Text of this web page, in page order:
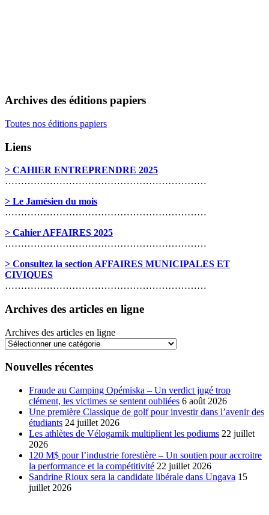
Archives des éditions papiers
Toutes nos éditions papiers
Liens
> CAHIER ENTREPRENDRE 2025
………………………………………………………
> Le Jamésien du mois
………………………………………………………
> Cahier AFFAIRES 2025
………………………………………………………
> Consultez la section AFFAIRES MUNICIPALES ET
CIVIQUES
………………………………………………………
Archives des articles en ligne
Archives des articles en ligne
Nouvelles récentes
Fraude au Camping Opémiska – Un verdict jugé trop
clément, les victimes se sentent oubliées 6 août 2026
Une première Classique de golf pour investir dans l’avenir des
étudiants 24 juillet 2026
Les athlètes de Vélogamik multiplient les podiums 22 juillet
2026
120 M$ pour l’industrie forestière – Un soutien pour accroitre
la performance et la compétitivité 22 juillet 2026
Sandrine Rioux sera la candidate libérale dans Ungava 15
juillet 2026